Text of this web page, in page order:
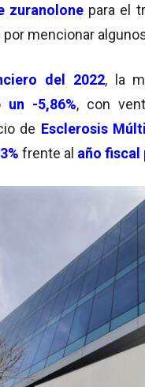
zuranolone para el
por mencionar
del 2022, la
un -5,86%, con
de Esclerosis
frente al año fiscal